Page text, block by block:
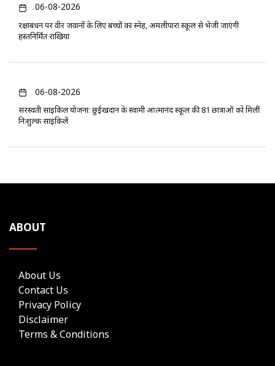
06-08-2026
रक्षाबंधन पर वीर जवानों के लिए बच्चों का स्नेह, अमलीपारा स्कूल से भेजी जाएंगी
हस्तनिर्मित राखियां
06-08-2026
सरस्वती साइकिल योजना: छुईखदान के स्वामी आत्मानंद स्कूल की 81 छात्राओं को मिलीं
निःशुल्क साइकिलें
ABOUT
About Us
Contact Us
Privacy Policy
Disclaimer
Terms & Conditions